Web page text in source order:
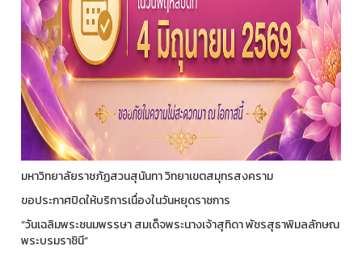
มหาวิทยาลัยราชภัฏสวนสุนันทา วิทยาเขตสมุทรสงคราม
ขอประกาศปิดให้บริการเนื่องในวันหยุดราชการ
“วันเฉลิมพระชนมพรรษา สมเด็จพระนางเจ้าสุทิดา พัชรสุธาพิมลลักษณ
พระบรมราชินี”